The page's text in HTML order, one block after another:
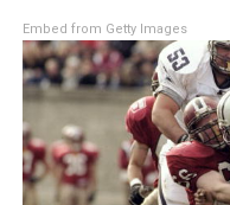
Embed from Getty Images